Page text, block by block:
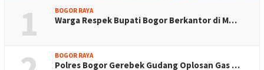
1 BOGOR RAYA
Warga Respek Bupati Bogor Berkantor di M…
BOGOR RAYA
Polres Bogor Gerebek Gudang Oplosan Gas …